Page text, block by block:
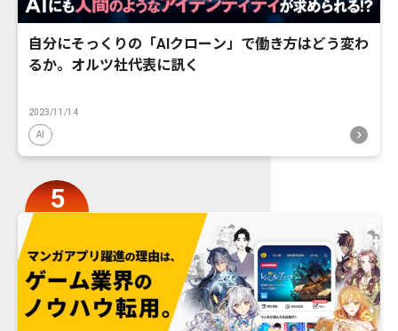
自分にそっくりの「AIクローン」で働き方はどう変わ
るか。オルツ社代表に訊く
2023/11/14
AI